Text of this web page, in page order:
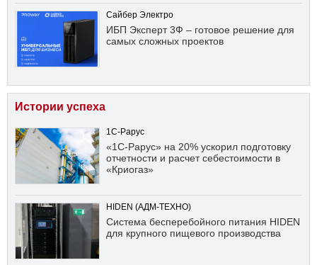
Сайбер Электро
ИБП Эксперт 3Ф – готовое решение для
самых сложных проектов
Истории успеха
1С-Рарус
«1С-Рарус» на 20% ускорил подготовку
отчетности и расчет себестоимости в
«Криогаз»
HIDEN (АДМ-ТЕХНО)
Система бесперебойного питания HIDEN
для крупного пищевого производства